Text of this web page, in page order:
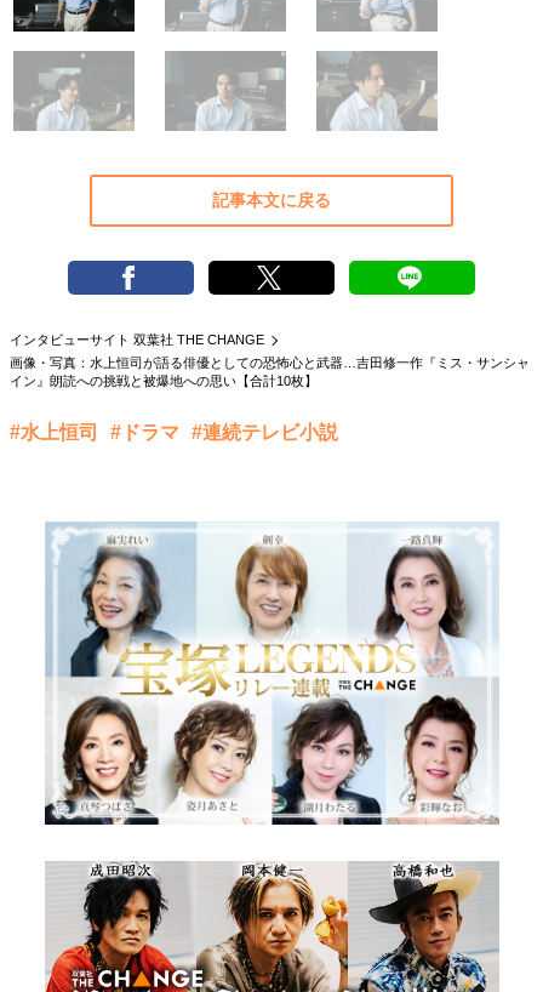
熱狂できるもの
一生モノの愛用品
私を彩るエッセンス
60代のネクストステージ
70代のグランドデザイン
社会・カルチャー・マネー
地域とつながる/お金との付き合い方
記事本文に戻る
インタビューサイト 双葉社 THE CHANGE
画像・写真：水上恒司が語る俳優としての恐怖心と武器…吉田修一作『ミス・サンシャ
イン』朗読への挑戦と被爆地への思い【合計10枚】
#水上恒司 #ドラマ #連続テレビ小説